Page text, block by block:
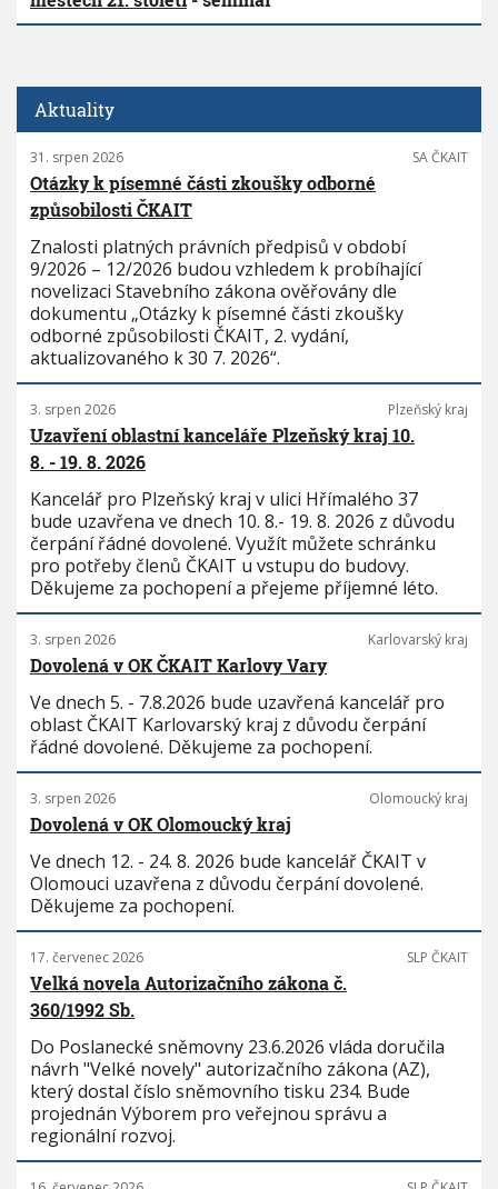
Aktuality
31. srpen 2026 SA ČKAIT
Otázky k písemné části zkoušky odborné
způsobilosti ČKAIT
Znalosti platných právních předpisů v období
9/2026 – 12/2026 budou vzhledem k probíhající
novelizaci Stavebního zákona ověřovány dle
dokumentu „Otázky k písemné části zkoušky
odborné způsobilosti ČKAIT, 2. vydání,
aktualizovaného k 30 7. 2026“.
3. srpen 2026 Plzeňský kraj
Uzavření oblastní kanceláře Plzeňský kraj 10.
8. - 19. 8. 2026
Kancelář pro Plzeňský kraj v ulici Hřímalého 37
bude uzavřena ve dnech 10. 8.- 19. 8. 2026 z důvodu
čerpání řádné dovolené. Využít můžete schránku
pro potřeby členů ČKAIT u vstupu do budovy.
Děkujeme za pochopení a přejeme příjemné léto.
3. srpen 2026 Karlovarský kraj
Dovolená v OK ČKAIT Karlovy Vary
Ve dnech 5. - 7.8.2026 bude uzavřená kancelář pro
oblast ČKAIT Karlovarský kraj z důvodu čerpání
řádné dovolené. Děkujeme za pochopení.
3. srpen 2026 Olomoucký kraj
Dovolená v OK Olomoucký kraj
Ve dnech 12. - 24. 8. 2026 bude kancelář ČKAIT v
Olomouci uzavřena z důvodu čerpání dovolené.
Děkujeme za pochopení.
17. červenec 2026 SLP ČKAIT
Velká novela Autorizačního zákona č.
360/1992 Sb.
Do Poslanecké sněmovny 23.6.2026 vláda doručila
návrh "Velké novely" autorizačního zákona (AZ),
který dostal číslo sněmovního tisku 234. Bude
projednán Výborem pro veřejnou správu a
regionální rozvoj.